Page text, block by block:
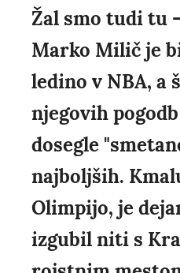
Žal smo tudi tu
Marko Milič je
ledino v NBA, a
njegovih
dosegle
najboljših.
Olimpijo, je
izgubil niti s